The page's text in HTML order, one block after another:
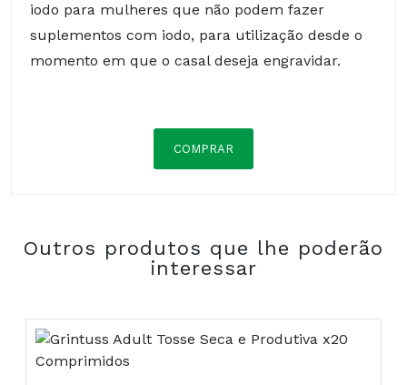
iodo para mulheres que não podem fazer
suplementos com iodo, para utilização desde o
momento em que o casal deseja engravidar.
COMPRAR
ácido fólico biologicamente ativo, patenteado,
que difere do ácido fólico sintético normalmente
consegue imediatamente utilizar sem qualquer
necessidade de metabolização, garantindo assim
Outros produtos que lhe poderão
interessar